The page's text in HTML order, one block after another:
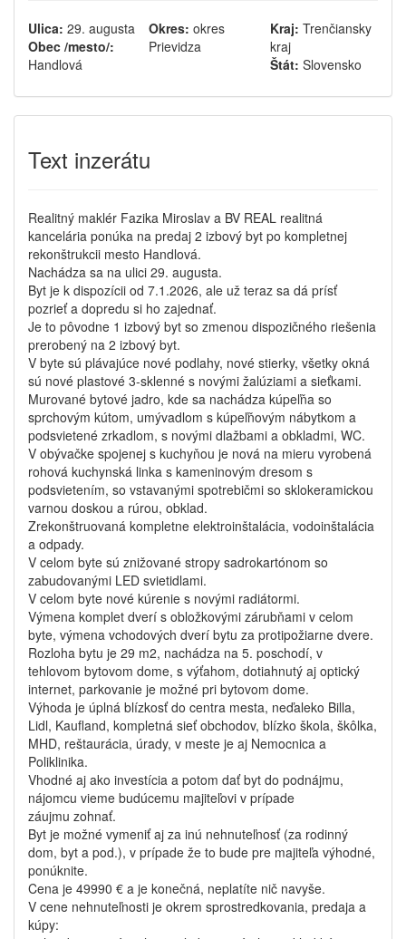
Ulica: 29. augusta
Obec /mesto/:
Handlová
Okres: okres
Prievidza
Kraj:
kraj
Štát: Slovensko
Text inzerátu
Realitný maklér Fazika Miroslav a BV REAL realitná
kancelária ponúka na predaj 2 izbový byt po kompletnej
rekonštrukcii mesto Handlová.
Nachádza sa na ulici 29. augusta.
Byt je k dispozícii od 7.1.2026, ale už teraz sa dá prísť
pozrieť a dopredu si ho zajednať.
Je to pôvodne 1 izbový byt so zmenou dispozičného riešenia
prerobený na 2 izbový byt.
V byte sú plávajúce nové podlahy, nové stierky, všetky okná
sú nové plastové 3-sklenné s novými žalúziami a sieťkami.
Murované bytové jadro, kde sa nachádza kúpeľňa so
sprchovým kútom, umývadlom s kúpeľňovým nábytkom a
podsvietené zrkadlom, s novými dlažbami a obkladmi, WC.
V obývačke spojenej s kuchyňou je nová na mieru vyrobená
rohová kuchynská linka s kameninovým dresom s
podsvietením, so vstavanými spotrebičmi so sklokeramickou
varnou doskou a rúrou, obklad.
Zrekonštruovaná kompletne elektroinštalácia, vodoinštalácia
a odpady.
V celom byte sú znižované stropy sadrokartónom so
zabudovanými LED svietidlami.
V celom byte nové kúrenie s novými radiátormi.
Výmena komplet dverí s obložkovými zárubňami v celom
byte, výmena vchodových dverí bytu za protipožiarne dvere.
Rozloha bytu je 29 m2, nachádza na 5. poschodí, v
tehlovom bytovom dome, s výťahom, dotiahnutý aj optický
internet, parkovanie je možné pri bytovom dome.
Výhoda je úplná blízkosť do centra mesta, neďaleko Billa,
Lidl, Kaufland, kompletná sieť obchodov, blízko škola, škôlka,
MHD, reštaurácia, úrady, v meste je aj Nemocnica a
Poliklinika.
Vhodné aj ako investícia a potom dať byt do podnájmu,
nájomcu vieme budúcemu majiteľovi v prípade
záujmu zohnať.
Byt je možné vymeniť aj za inú nehnuteľnosť (za rodinný
dom, byt a pod.), v prípade že to bude pre majiteľa výhodné,
ponúknite.
Cena je 49990 € a je konečná, neplatíte nič navyše.
V cene nehnuteľnosti je okrem sprostredkovania, predaja a
kúpy: